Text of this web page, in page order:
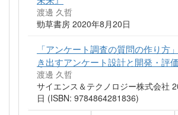
渡邊 久哲
勁草書房 2020年8月20日
「アンケート調査の質問の作り方
き出すアンケート設計と開発・評価
渡邊 久哲
サイエンス＆テクノロジー株式会社
日 (ISBN: 9784864281836)